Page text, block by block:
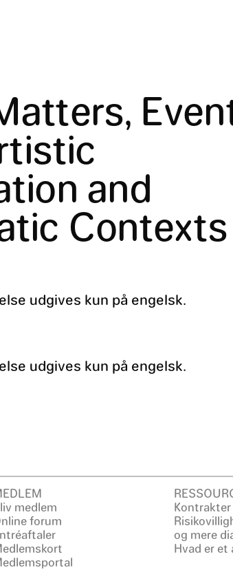
and
Contexts
udgives kun på engelsk.
udgives kun på engelsk.
medlem
forum
og mere
Hvad er et